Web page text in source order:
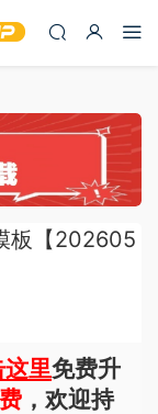
板【202605
这里免费升
，欢迎持